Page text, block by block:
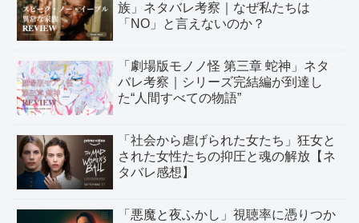
族」ネタバレ考察｜なぜ私たちは
「NO」と言えないのか？
「劇場版モノノ怪 第三章 蛇神」ネタ
バレ考察｜シリーズ完結編が到達し
た“人間すべての物語”
「社会から虐げられた女たち」狂女と
された女性たちの抑圧と魂の解放【ネ
タバレ感想】
「悪魔と夜ふかし」視聴率に憑りつか